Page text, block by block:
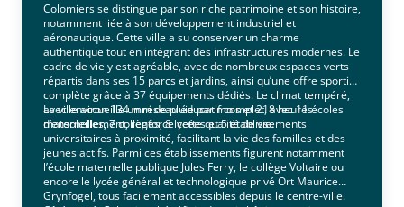
Colomiers se distingue par son riche patrimoine et son histoire,
notamment liée à son développement industriel et
aéronautique. Cette ville a su conserver un charme
authentique tout en intégrant des infrastructures modernes. Le
cadre de vie y est agréable, avec de nombreux espaces verts
répartis dans ses 15 parcs et jardins, ainsi qu’une offre sportive
complète grâce à 37 équipements dédiés. Le climat tempéré,
avec environ 134 mm de pluie par mois et 218 heures
d’ensoleillement, renforce cette qualité de vie.
La ville accueille un réseau éducatif complet, avec 11 écoles
maternelles, 7 collèges, 8 lycées et 5 établissements
universitaires à proximité, facilitant la vie des familles et des
jeunes actifs. Parmi ces établissements figurent notamment
l’école maternelle publique Jules Ferry, le collège Voltaire ou
encore le lycée général et technologique privé Ort Maurice
Grynfogel, tous facilement accessibles depuis le centre-ville.